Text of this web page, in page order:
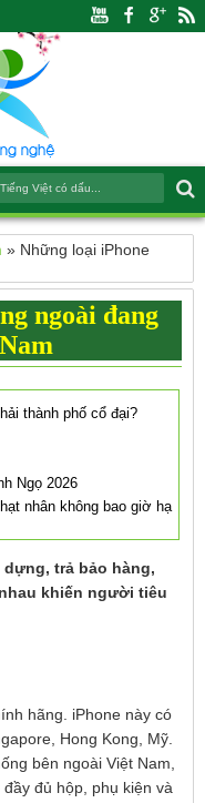
» Những loại iPhone
ngoài đang
thành phố cổ đại?
Ngọ 2026
nhân không bao giờ hạ
dựng, trả bảo hàng,
khiến người tiêu
hãng. iPhone này có
Hong Kong, Mỹ.
bên ngoài Việt Nam,
đủ hộp, phụ kiện và